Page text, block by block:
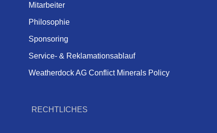
Mitarbeiter
Philosophie
Sponsoring
Service- & Reklamationsablauf
Weatherdock AG Conflict Minerals Policy
RECHTLICHES